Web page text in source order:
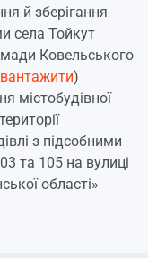
й зберігання
села Тойкут
Ковельського
)
містобудівної
з підсобними
та 105 на вулиці
області»